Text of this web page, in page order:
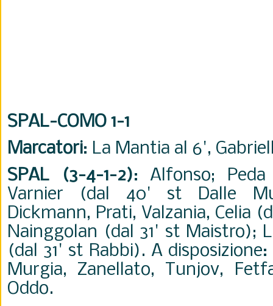
SPAL-COMO 1-1
Marcatori: La Mantia al 6',
SPAL (3-4-1-2): Alfonso;
Varnier (dal 40' st Dalle
Dickmann, Prati, Valzania, Celia
Nainggolan (dal 31' st Maistro);
(dal 31' st Rabbi). A
Murgia, Zanellato, Tunjov,
Oddo.